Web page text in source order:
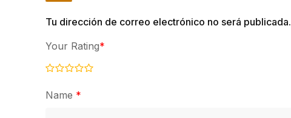
Tu dirección de correo electrónico no será publicada.
Your Rating*
Name *